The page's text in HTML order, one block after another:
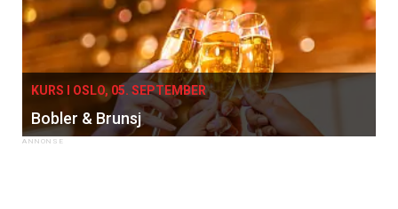
×
Få ukentlige nyhetsbrev fra
Apéritif
KURS I OSLO, 05. SEPTEMBER
Bobler & Brunsj